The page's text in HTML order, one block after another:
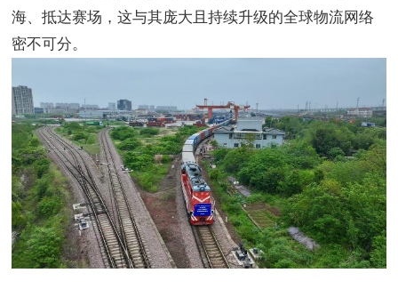
海、抵达赛场，这与其庞大且持续升级的全球物流网络
密不可分。